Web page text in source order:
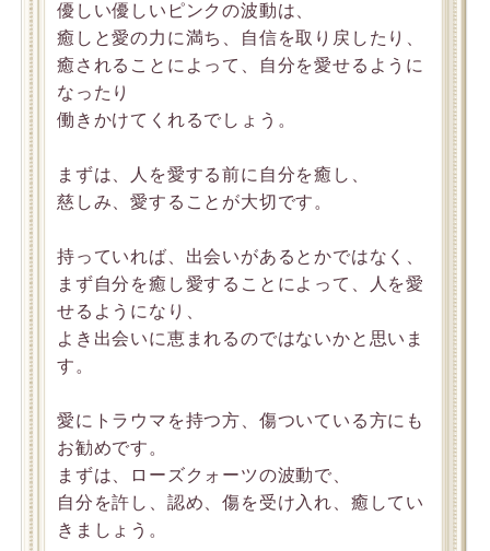
優しい優しいピンクの波動は、
癒しと愛の力に満ち、自信を取り戻したり、
癒されることによって、自分を愛せるように
なったり
働きかけてくれるでしょう。
まずは、人を愛する前に自分を癒し、
慈しみ、愛することが大切です。
持っていれば、出会いがあるとかではなく、
まず自分を癒し愛することによって、人を愛
せるようになり、
よき出会いに恵まれるのではないかと思いま
す。
愛にトラウマを持つ方、傷ついている方にも
お勧めです。
まずは、ローズクォーツの波動で、
自分を許し、認め、傷を受け入れ、癒してい
きましょう。